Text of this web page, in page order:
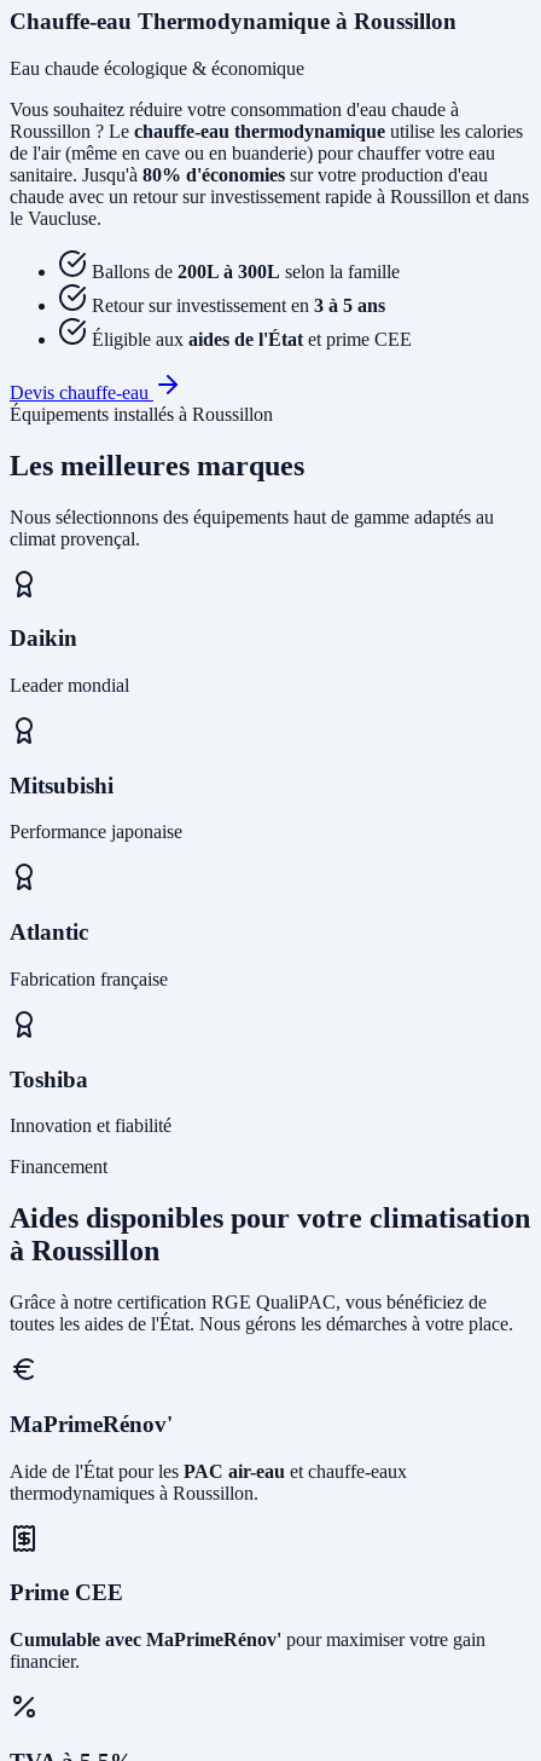
Chauffe-eau Thermodynamique à Roussillon
Eau chaude écologique & économique
Vous souhaitez réduire votre consommation d'eau chaude à
Roussillon ? Le chauffe-eau thermodynamique utilise les calories
de l'air (même en cave ou en buanderie) pour chauffer votre eau
sanitaire. Jusqu'à 80% d'économies sur votre production d'eau
chaude avec un retour sur investissement rapide à Roussillon et dans
le Vaucluse.
Ballons de 200L à 300L selon la famille
Retour sur investissement en 3 à 5 ans
Éligible aux aides de l'État et prime CEE
Devis chauffe-eau
Équipements installés à Roussillon
Les meilleures marques
Nous sélectionnons des équipements haut de gamme adaptés au
climat provençal.
Daikin
Leader mondial
Mitsubishi
Performance japonaise
Atlantic
Fabrication française
Toshiba
Innovation et fiabilité
Financement
Aides disponibles pour votre climatisation
à Roussillon
Grâce à notre certification RGE QualiPAC, vous bénéficiez de
toutes les aides de l'État. Nous gérons les démarches à votre place.
MaPrimeRénov'
Aide de l'État pour les PAC air-eau et chauffe-eaux
thermodynamiques à Roussillon.
Prime CEE
Cumulable avec MaPrimeRénov' pour maximiser votre gain
financier.